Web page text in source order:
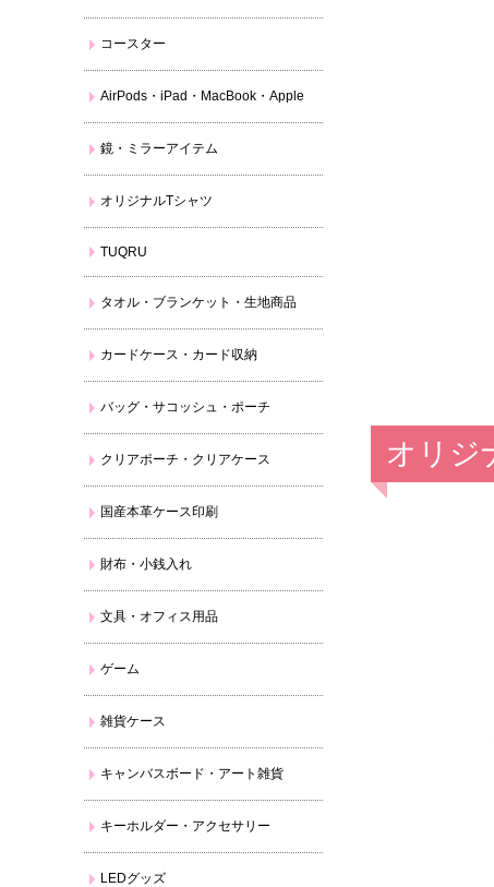
コースター
AirPods・iPad・MacBook・Apple
鏡・ミラーアイテム
オリジナルTシャツ
TUQRU
タオル・ブランケット・生地商品
カードケース・カード収納
バッグ・サコッシュ・ポーチ
クリアポーチ・クリアケース
国産本革ケース印刷
財布・小銭入れ
文具・オフィス用品
ゲーム
雑貨ケース
キャンバスボード・アート雑貨
キーホルダー・アクセサリー
LEDグッズ
オリジ